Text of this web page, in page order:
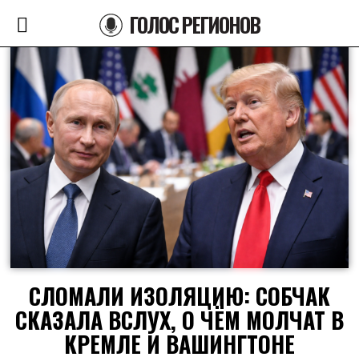
ГОЛОС РЕГИОНОВ
СЛОМАЛИ ИЗОЛЯЦИЮ: СОБЧАК
СКАЗАЛА ВСЛУХ, О ЧЁМ МОЛЧАТ В
КРЕМЛЕ И ВАШИНГТОНЕ